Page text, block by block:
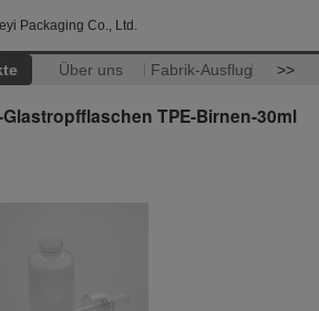
Packaging Co., Ltd.
Über uns Fabrik-Ausflug >>
TPE-Birnen-30ml